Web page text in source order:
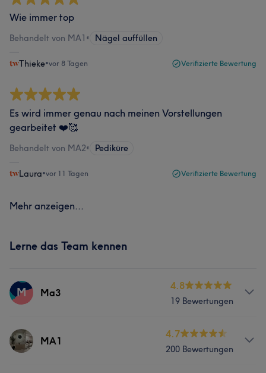
Wie immer top
Behandelt von MA1 • Nägel auffüllen
Thieke•vor 8 Tagen Verifizierte Bewertung
Es wird immer genau nach meinen Vorstellungen
gearbeitet ❤️🥰
Behandelt von MA2• Pediküre
Laura•vor 11 Tagen Verifizierte Bewertung
Mehr anzeigen...
Lerne das Team kennen
M Ma3
4.8
19 Bewertungen
Services
MA1
4.7
200 Bewertungen